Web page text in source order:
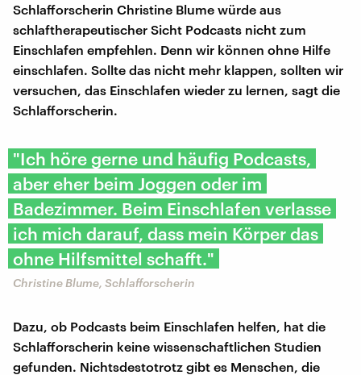
Schlafforscherin Christine Blume würde aus
schlaftherapeutischer Sicht Podcasts nicht zum
Einschlafen empfehlen. Denn wir können ohne Hilfe
einschlafen. Sollte das nicht mehr klappen, sollten wir
versuchen, das Einschlafen wieder zu lernen, sagt die
Schlafforscherin.
"Ich höre gerne und häufig Podcasts,
aber eher beim Joggen oder im
Badezimmer. Beim Einschlafen verlasse
ich mich darauf, dass mein Körper das
ohne Hilfsmittel schafft."
Christine Blume, Schlafforscherin
Dazu, ob Podcasts beim Einschlafen helfen, hat die
Schlafforscherin keine wissenschaftlichen Studien
gefunden. Nichtsdestotrotz gibt es Menschen, die